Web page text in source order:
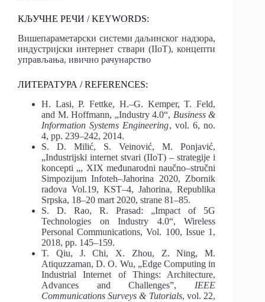
КЉУЧНЕ РЕЧИ / KEYWORDS:
Вишепараметарски системи даљинског надзора,
индустријски интернет ствари (IIoT), концeпти
управљања, ивично рачунарство
ЛИТЕРАТУРА / REFERENCES:
H. Lasi, P. Fettke, H.–G. Kemper, T. Feld,
and M. Hoffmann, „Industry 4.0“, Business &
Information Systems Engineering, vol. 6, no.
4, pp. 239–242, 2014.
S. D. Milić, S. Veinović, M. Ponjavić,
„Industrijski internet stvari (IIoT) – strategije i
koncepti „, XIX međunarodni naučno–stručni
Simpozijum Infoteh–Jahorina 2020, Zbornik
radovaVol.19, KST–4, Jahorina, Republika
Srpska, 18–20 mart 2020, strane 81–85.
S.
D. Rao, R. Prasad: „Impact of
5G
Technologies
on Industry 4.0“,Wireless
Personal Communications, Vol. 100, Issue 1,
2018, pp. 145–159.
T. Qiu, J. Chi, X. Zhou, Z. Ning, M.
Atiquzzaman, D. O. Wu, „Edge Computing in
IndustrialInternet of Things: Architecture,
Advances and Challenges”,
IEEE
Communications Surveys & Tutorials, vol. 22,